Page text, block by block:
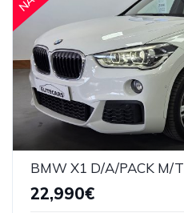
BMW X1 D/A/PACK M/
22,990€